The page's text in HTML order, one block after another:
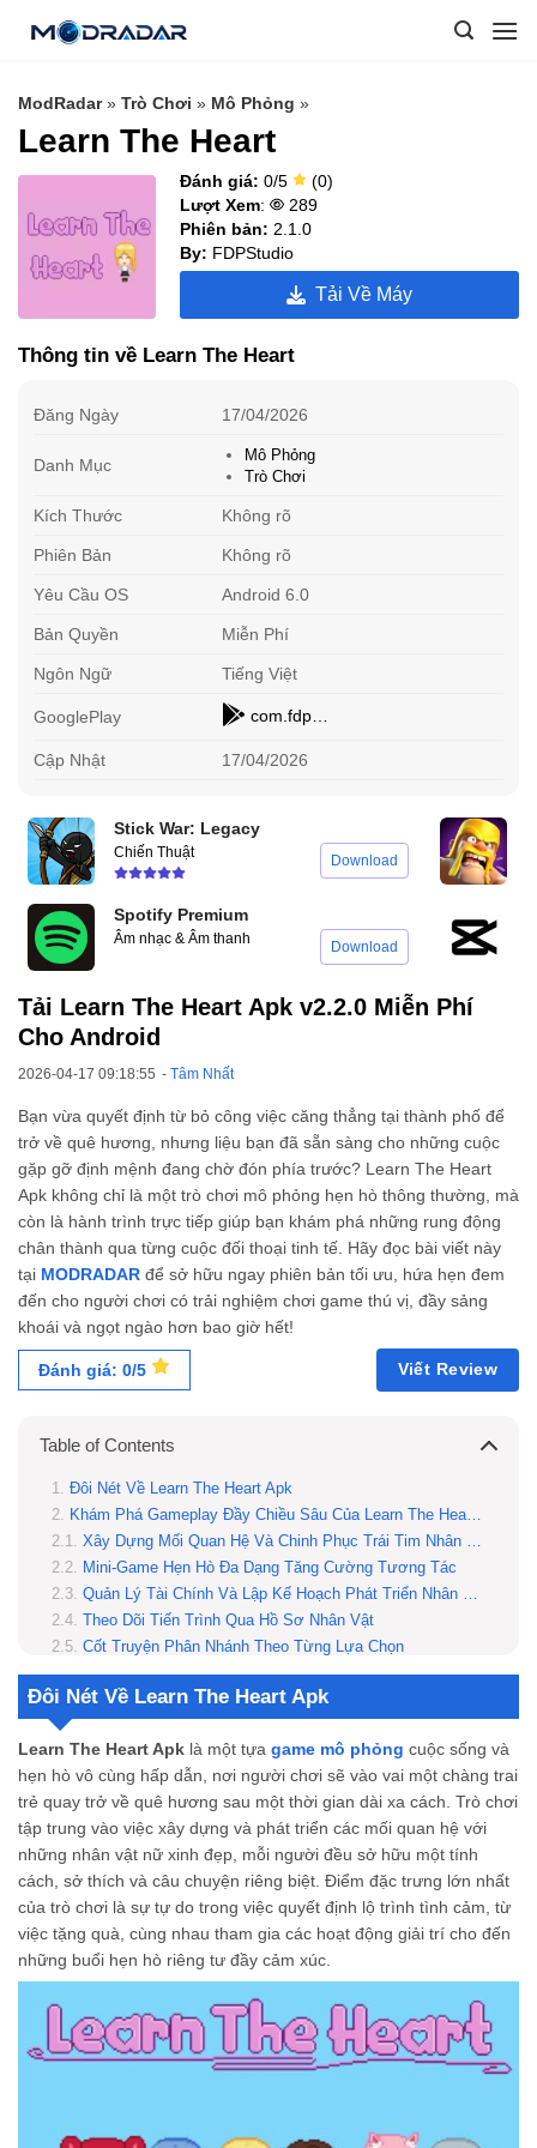
ModRadar» Trò Chơi » Mô Phỏng »
Learn The Heart
Đánh giá: 0/5
(0)
Lượt Xem:
289
Phiên bản: 2.1.0
By: FDPStudio
Tải Về Máy
Thông tin về Learn The Heart
Đăng Ngày 17/04/2026
Danh Mục
Mô Phỏng
Trò Chơi
Kích Thước Không rõ
Phiên Bản Không rõ
Yêu Cầu OS Android 6.0
Bản Quyền Miễn Phí
Ngôn Ngữ Tiếng Việt
GooglePlay
Cập Nhật 17/04/2026
Stick War: Legacy
Chiến Thuật Download
Spotify Premium
Âm nhạc & Âm thanh Download
Tải Learn The Heart Apk v2.2.0 Miễn Phí
Cho Android
2026-04-17 09:18:55 - Tâm Nhất
Bạn vừa quyết định từ bỏ công việc căng thẳng tại thành phố để
trở về quê hương, nhưng liệu bạn đã sẵn sàng cho những cuộc
gặp gỡ định mệnh đang chờ đón phía trước? Learn The Heart
Apk không chỉ là một trò chơi mô phỏng hẹn hò thông thường, mà
còn là hành trình trực tiếp giúp bạn khám phá những rung động
chân thành qua từng cuộc đối thoại tinh tế. Hãy đọc bài viết này
tại MODRADAR để sở hữu ngay phiên bản tối ưu, hứa hẹn đem
đến cho người chơi có trải nghiệm chơi game thú vị, đầy sảng
khoái và ngọt ngào hơn bao giờ hết!
Đánh giá: 0/5 Viết Review
Table of Contents
Đôi Nét Về Learn The Heart Apk
Khám Phá Gameplay Đầy Chiều Sâu Của Learn The Heart Apk
Xây Dựng Mối Quan Hệ Và Chinh Phục Trái Tim Nhân Vật
Mini-Game Hẹn Hò Đa Dạng Tăng Cường Tương Tác
Quản Lý Tài Chính Và Lập Kế Hoạch Phát Triển Nhân Vật
Theo Dõi Tiến Trình Qua Hồ Sơ Nhân Vật
Cốt Truyện Phân Nhánh Theo Từng Lựa Chọn
Cách Cài Đặt Và Sử Dụng Learn The Heart Apk
Tại Sao Bạn Không Nên Bỏ Lỡ Tựa Game Learn The Heart Này?
Viết Nên Câu Chuyện Tình Yêu Hoàn Hảo Cùng MODRADAR
Learn The Heart game apk có miễn phí không?
Tải Learn the Heart game có an toàn không?
Learn the Heart apk có thể chơi trên iOS và PC không?
Đôi Nét Về Learn The Heart Apk
Learn The Heart Apk là một tựa game mô phỏng cuộc sống và
hẹn hò vô cùng hấp dẫn, nơi người chơi sẽ vào vai một chàng trai
trẻ quay trở về quê hương sau một thời gian dài xa cách. Trò chơi
tập trung vào việc xây dựng và phát triển các mối quan hệ với
những nhân vật nữ xinh đẹp, mỗi người đều sở hữu một tính
cách, sở thích và câu chuyện riêng biệt. Điểm đặc trưng lớn nhất
của trò chơi là sự tự do trong việc quyết định lộ trình tình cảm, từ
việc tặng quà, cùng nhau tham gia các hoạt động giải trí cho đến
những buổi hẹn hò riêng tư đầy cảm xúc.